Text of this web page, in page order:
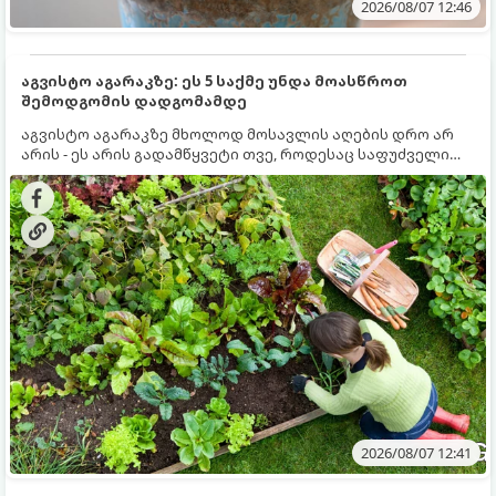
2026/08/07 12:46
აგვისტო აგარაკზე: ეს 5 საქმე უნდა მოასწროთ
შემოდგომის დადგომამდე
აგვისტო აგარაკზე მხოლოდ მოსავლის აღების დრო არ
არის - ეს არის გადამწყვეტი თვე, როდესაც საფუძველი
ეყრება მომავალი წლის მოსავალს და ბაღი მზადდება
შემოდგომა-ზამთრის სეზონისთვის. იმისათვის, რომ
ნიადაგმა ენერგია აღიდგინოს, ხოლო მცენარეებმა
ზამთარს გაუძლონ, აგვისტოს ბოლომდე 5
მნიშვნელოვანი საქმის გაკეთება უნდა მოასწროთ:
2026/08/07 12:41